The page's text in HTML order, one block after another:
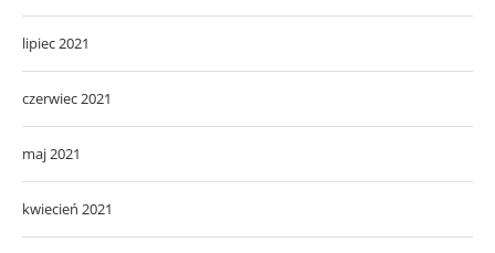
lipiec 2021
czerwiec 2021
maj 2021
kwiecień 2021